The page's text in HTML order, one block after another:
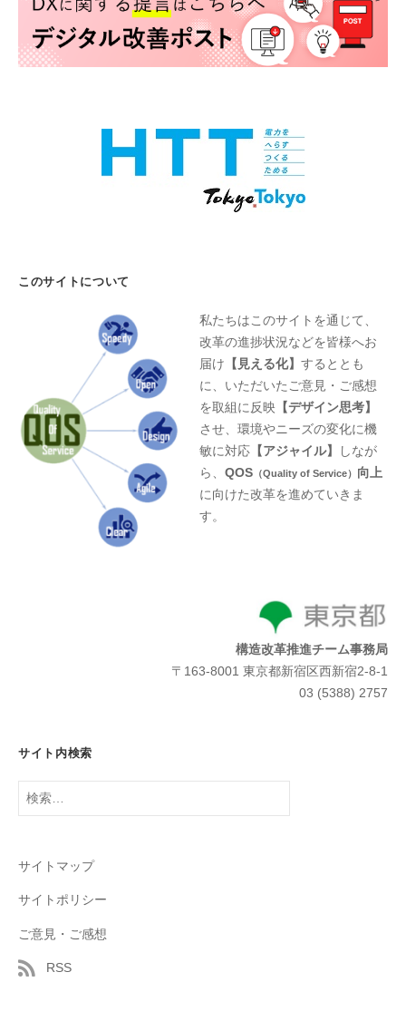
このサイトについて
私たちはこのサイトを通じて、
改革の進捗状況などを皆様へお
届け 【見える化】するととも
に、いただいたご意見・ご感想
を取組に反映 【デザイン思考】
させ、環境やニーズの変化に機
敏に対応 【アジャイル】
しなが
ら、QOS （Quality of Service） 向上
に向けた改革を進めていきま
す。
構造改革推進チーム事務局
〒163-8001 東京都新宿区西新宿2-8-1
03 (5388) 2757
サイト内検索
検
索:
サイトマップ
サイトポリシー
ご意見・ご感想
RSS